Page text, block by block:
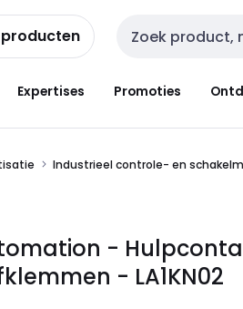
producten Zoekveld invoer
Expertises Promoties
Industrieel controle- en
-
- LA1KN02